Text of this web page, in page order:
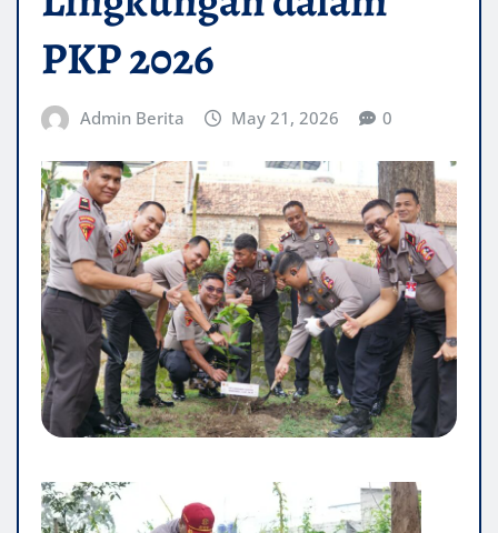
PKP 2026
Admin Berita May 21, 2026 0